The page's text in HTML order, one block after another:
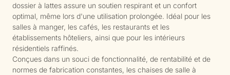
dossier à lattes assure un soutien respirant et un confort
optimal, même lors d'une utilisation prolongée. Idéal pour les
salles à manger, les cafés, les restaurants et les
établissements hôteliers, ainsi que pour les intérieurs
résidentiels raffinés.
Conçues dans un souci de fonctionnalité, de rentabilité et de
normes de fabrication constantes, les chaises de salle à